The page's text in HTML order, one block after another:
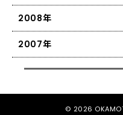
2008年
2007年
© 2026